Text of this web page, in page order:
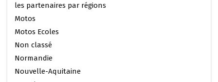
les partenaires par régions
Motos
Motos Ecoles
Non classé
Normandie
Nouvelle-Aquitaine